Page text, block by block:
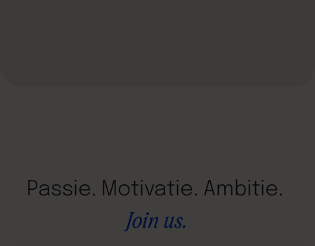
Passie. Motivatie. Ambitie.
Join us.